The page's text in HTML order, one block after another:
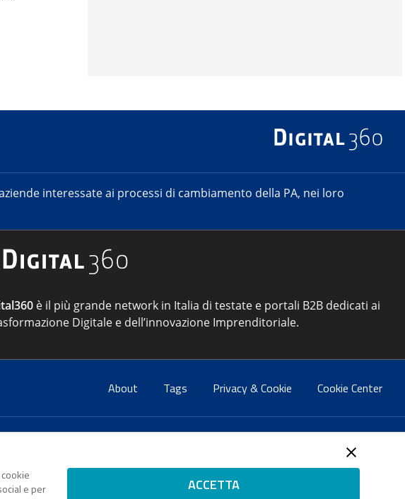
interessate ai processi di cambiamento della PA, nei loro
è il più grande network in Italia di testate e portali B2B dedicati ai
Digitale e dell’innovazione Imprenditoriale.
About Tags Privacy & Cookie Cookie Center
Contatti:info@forumpa.it– tel. 06 684251 – fax. 06 68425433
– Reg. n. 182 del 2 maggio 2008 – Direttore resp. Michela Stentella
certificata per il sistema di management di qualità SQS (ISO
e per
ACCETTA